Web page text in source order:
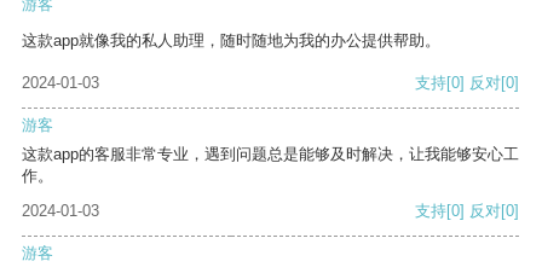
游客
这款app就像我的私人助理，随时随地为我的办公提供帮助。
2024-01-03 支持[0] 反对[0]
游客
这款app的客服非常专业，遇到问题总是能够及时解决，让我能够安心工
作。
2024-01-03
支持[0] 反对[0]
游客